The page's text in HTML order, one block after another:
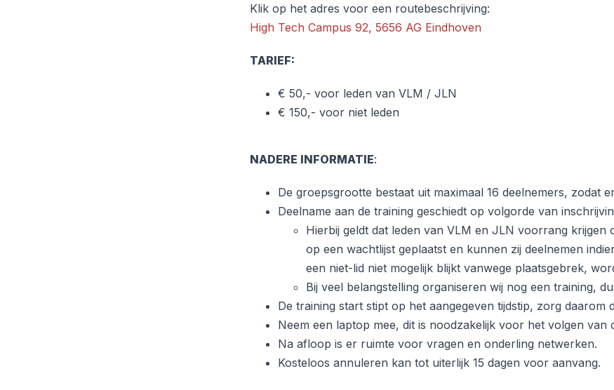
Klik op het adres voor een routebeschrijving:
High Tech Campus 92, 5656 AG Eindhoven
TARIEF:
€ 50,- voor leden van VLM / JLN
€ 150,- voor niet leden
NADERE INFORMATIE:
De groepsgrootte bestaat uit maximaal 16 deelnemers, zodat
Deelname aan de training geschiedt op volgorde van
Hierbij geldt dat leden van VLM en JLN voorrang
op een wachtlijst geplaatst en kunnen zij deelnemen
een niet-lid niet mogelijk blijkt vanwege plaatsgebrek,
Bij veel belangstelling organiseren wij nog een training,
De training start stipt op het aangegeven tijdstip, zorg daarom
Neem een laptop mee, dit is noodzakelijk voor het volgen van
Na afloop is er ruimte voor vragen en onderling netwerken.
Kosteloos annuleren kan tot uiterlijk 15 dagen voor aanvang.